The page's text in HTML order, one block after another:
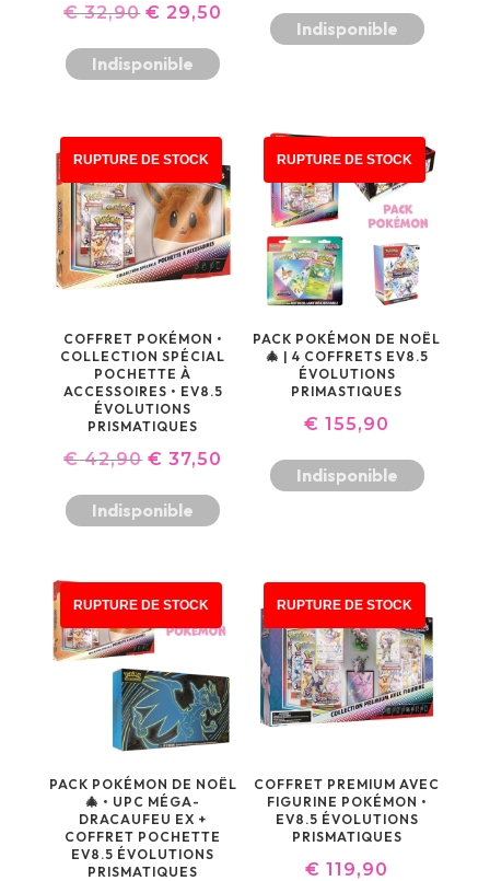
€32,90 LE
PRIX
INITIAL
€ 32,90.
€ 29,50
€ 29,50.
Indisponible
PRIX
INITIAL
Indisponible
PROMO !
RUPTURE DE STOCK
COFFRET POKÉMON •
COLLECTION SPÉCIAL
POCHETTE À
ACCESSOIRES • EV8.5
ÉVOLUTIONS
PRISMATIQUES
€42,90 LE
PRIX
INITIAL
€ 42,90.
€ 37,50
€ 37,50.
Indisponible
RUPTURE DE STOCK
PACK POKÉMON DE NOËL
🎄 | 4 COFFRETS EV8.5
ÉVOLUTIONS
PRIMASTIQUES
€ 155,90
Indisponible
RUPTURE DE STOCK
PACK POKÉMON DE NOËL
🎄 • UPC MÉGA-
DRACAUFEU EX +
COFFRET POCHETTE
EV8.5 ÉVOLUTIONS
PRISMATIQUES
RUPTURE DE STOCK
COFFRET PREMIUM AVEC
FIGURINE POKÉMON •
EV8.5 ÉVOLUTIONS
PRISMATIQUES
€ 119,90